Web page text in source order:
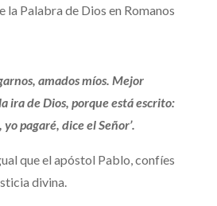
la Palabra de Dios en Romanos
amados míos. Mejor
ira de Dios, porque está escrito:
yo pagaré, dice el Señor’.
que el apóstol Pablo, confíes
divina.